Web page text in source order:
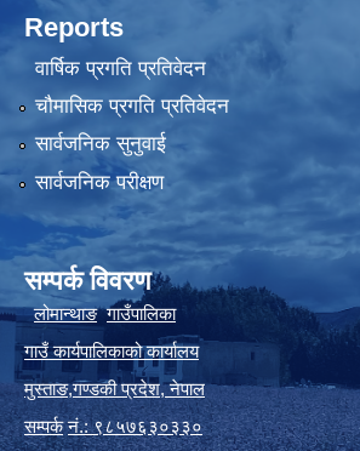
Reports
वार्षिक प्रगति प्रतिवेदन
चौमासिक प्रगति प्रतिवेदन
सार्वजनिक सुनुवाई
सार्वजनिक परीक्षण
सम्पर्क विवरण
लोमान्थाङ गाउँपालिका
गाउँ कार्यपालिकाको कार्यालय
मुस्ताङ,गण्डकी प्रदेश,नेपाल
सम्पर्क नं.: ९८५७६३०३३०